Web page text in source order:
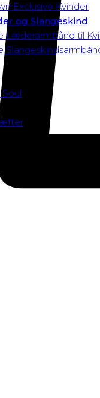
Exclusive Kvinder
og Slangeskind
Læderarmbånd til